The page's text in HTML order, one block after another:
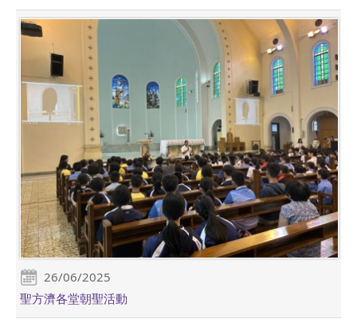
26/06/2025
聖方濟各堂朝聖活動